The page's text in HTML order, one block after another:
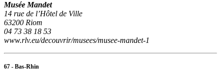
Musée Mandet
14 rue de l’Hôtel de Ville
63200 Riom
04 73 38 18 53
www.rlv.eu/decouvrir/musees/musee-mandet-1
67 - Bas-Rhin